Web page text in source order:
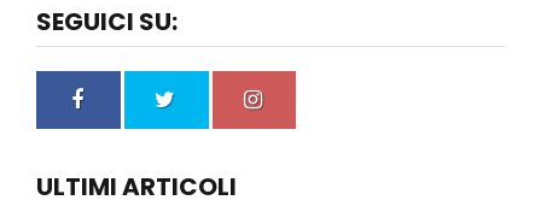
SEGUICI SU:
ULTIMI ARTICOLI